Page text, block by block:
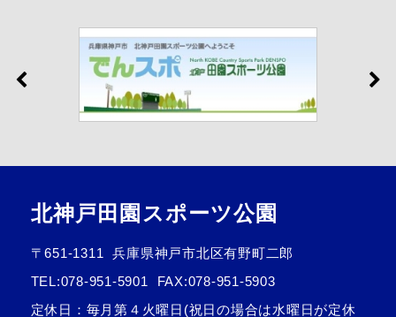
北神戸田園スポーツ公園
〒651-1311
兵庫県神戸市北区有野町二郎
TEL:078-951-5901
FAX:078-951-5903
定休日：毎月第４火曜日(祝日の場合は水曜日が定休